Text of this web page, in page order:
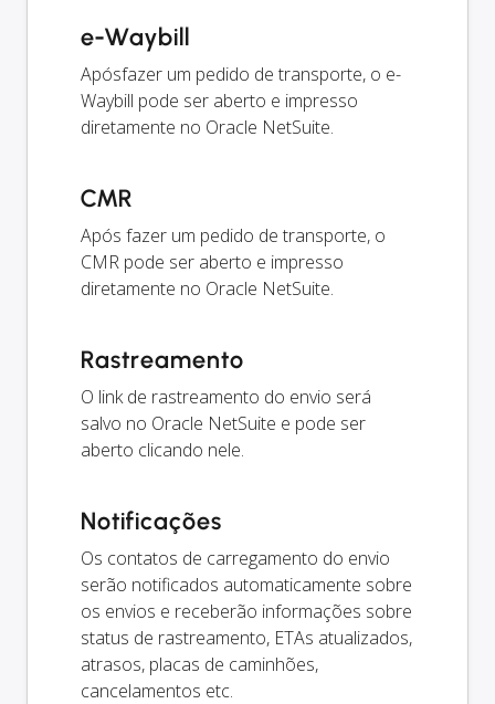
e-Waybill
Apósfazer um pedido de transporte, o e-
Waybill pode ser aberto e impresso
diretamente no Oracle NetSuite.
CMR
Após fazer um pedido de transporte, o
CMR pode ser aberto e impresso
diretamente no Oracle NetSuite.
Rastreamento
O link de rastreamento do envio será
salvo no Oracle NetSuite e pode ser
aberto clicando nele.
Notificações
Os contatos de carregamento do envio
serão notificados automaticamente sobre
os envios e receberão informações sobre
status de rastreamento, ETAs atualizados,
atrasos, placas de caminhões,
cancelamentos etc.